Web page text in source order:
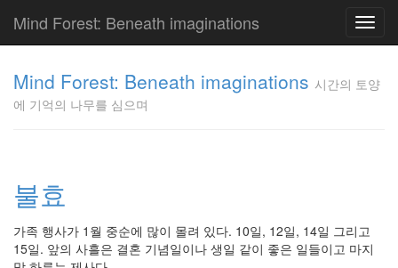
Mind Forest: Beneath imaginations
Mind Forest: Beneath imaginations 시간의 토양
에 기억의 나무를 심으며
불효
가족 행사가 1월 중순에 많이 몰려 있다. 10일, 12일, 14일 그리고
15일. 앞의 사흘은 결혼 기념일이나 생일 같이 좋은 일들이고 마지
이
의
글
플
러
스